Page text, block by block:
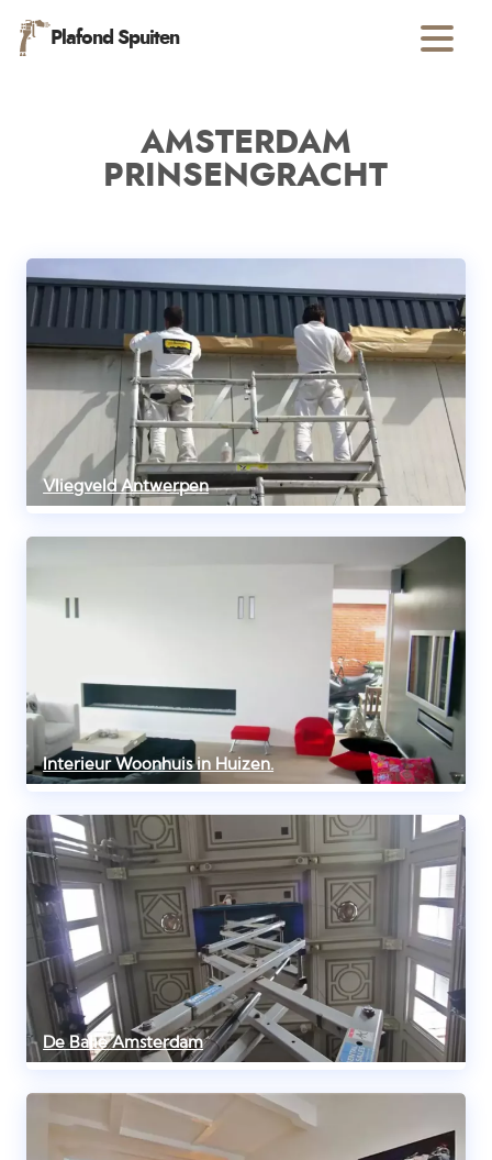
Plafond Spuiten
AMSTERDAM
PRINSENGRACHT
Vliegveld Antwerpen
Interieur Woonhuis in Huizen.
De Balie Amsterdam